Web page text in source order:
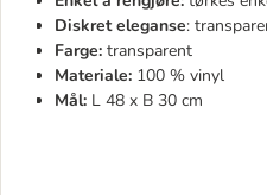
Diskret eleganse:
Farge: transparent
Materiale: 100 % vinyl
Mål: L 48 x B 30 cm